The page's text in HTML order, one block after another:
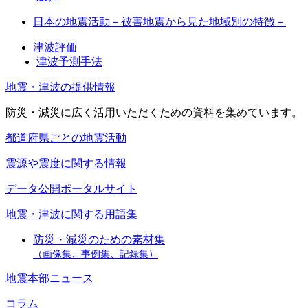
日本の地震活動－被害地震から見た地域別の特徴－
津波評価
津波予測手法
地震・津波の提供情報
防災・減災に広く活用いただくための資料を集めています。
都道府県ごとの地震活動
震源や震度に関する情報
データ公開ポータルサイト
地震・津波に関する用語集
防災・減災のための素材集
（画像集、事例集、記録集）
地震本部ニュース
コラム